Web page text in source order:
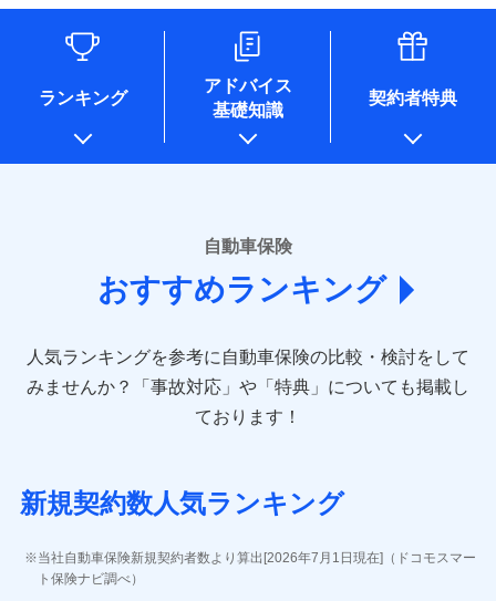
情報を取引のある他の保険会社の商品・サービスをご提案す
るために利用させていただくことがあります。）
各種セミナーの開催のため
コンサルティングサービスの実施のため
アンケートやキャンペーン等の実施のため
上記に係る案内・手続き・管理等付帯業務を行うため
* 当社が委託を受けている保険会社の情報は、保険会社のホ
ームページに掲載しておりますので、ご確認ください。
あいおいニッセイ同和損害保険株式会社
(https://www.aioinissaydowa.co.jp/)
アクサ損害保険株式会社 (https://www.axa-
direct.co.jp/)
sompo.co.jp/)
東京海上ダイレクト損害保険株式会社 (https://www.e-
AIG損害保険株式会社 (https://www.aig.co.jp/sonpo)
ジェイアイ傷害火災保険株式会社
ソニー損害保険株式会社
(https://www.sonysonpo.co.jp/)
ランキング
アドバイス
基礎知識
契約者特典
自動車保険
おすすめランキング
人気ランキングを参考に自動車保険の比較・検討をして
みませんか？
「事故対応」や「特典」についても掲載し
ております！
新規契約数人気ランキング
当社自動車保険新規契約者数より算出[2026年7月1日現在]（ドコモスマー
ト保険ナビ調べ）